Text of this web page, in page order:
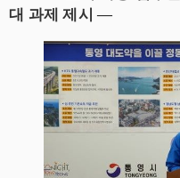
대 과제 제시 —